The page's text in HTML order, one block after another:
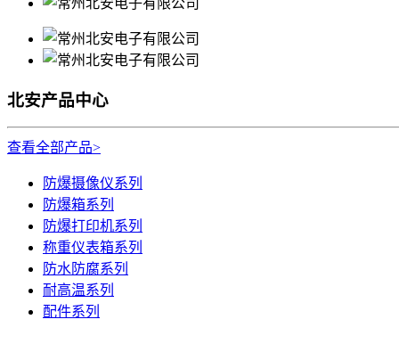
北安产品中心
查看全部产品>
防爆摄像仪系列
防爆箱系列
防爆打印机系列
称重仪表箱系列
防水防腐系列
耐高温系列
配件系列